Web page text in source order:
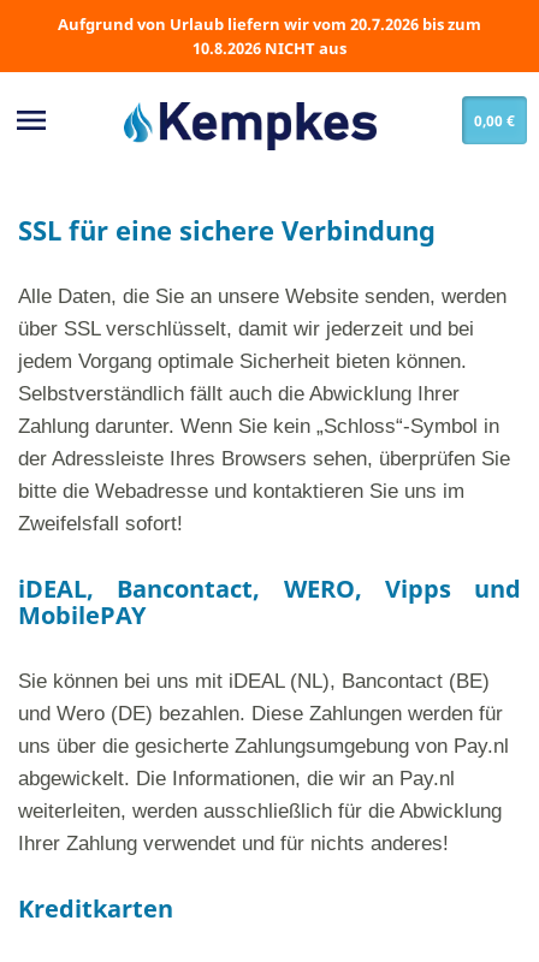
Aufgrund von Urlaub liefern wir vom 20.7.2026 bis zum
10.8.2026 NICHT aus
 0,00 €
SSL für eine sichere Verbindung
Alle Daten, die Sie an unsere Website senden, werden
über SSL verschlüsselt, damit wir jederzeit und bei
jedem Vorgang optimale Sicherheit bieten können.
Selbstverständlich fällt auch die Abwicklung Ihrer
Zahlung darunter. Wenn Sie kein „Schloss“-Symbol in
der Adressleiste Ihres Browsers sehen, überprüfen Sie
bitte die Webadresse und kontaktieren Sie uns im
Zweifelsfall sofort!
iDEAL, Bancontact, WERO, Vipps und
MobilePAY
Sie können bei uns mit iDEAL (NL), Bancontact (BE)
und Wero (DE) bezahlen. Diese Zahlungen werden für
uns über die gesicherte Zahlungsumgebung von Pay.nl
abgewickelt. Die Informationen, die wir an Pay.nl
weiterleiten, werden ausschließlich für die Abwicklung
Ihrer Zahlung verwendet und für nichts anderes!
Kreditkarten